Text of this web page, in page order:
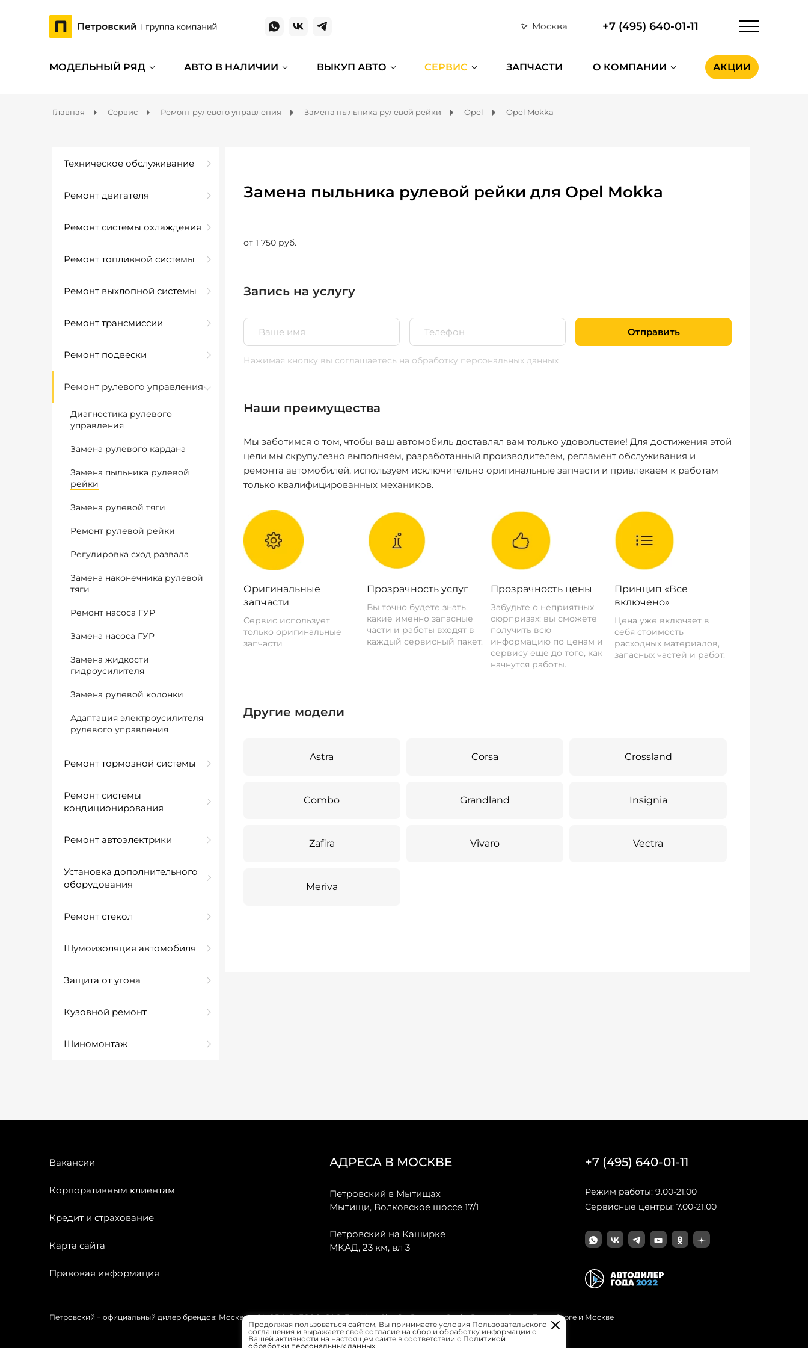
Москва +7 (495) 640-01-11
МОДЕЛЬНЫЙ РЯД АВТО В НАЛИЧИИ ВЫКУП АВТО СЕРВИС ЗАПЧАСТИ О КОМПАНИИ АКЦИИ
Главная Сервис Ремонт рулевого управления Замена пыльника рулевой рейки Opel Opel Mokka
Техническое обслуживание
Ремонт двигателя
Ремонт системы охлаждения
Ремонт топливной системы
Ремонт выхлопной системы
Ремонт трансмиссии
Ремонт подвески
Ремонт рулевого управления
Диагностика рулевого
управления
Замена рулевого кардана
Замена пыльника рулевой
рейки
Замена рулевой тяги
Ремонт рулевой рейки
Регулировка сход развала
Замена наконечника рулевой
тяги
Ремонт насоса ГУР
Замена насоса ГУР
Замена жидкости
гидроусилителя
Замена рулевой колонки
Адаптация электроусилителя
рулевого управления
Ремонт тормозной системы
Ремонт системы
кондиционирования
Ремонт автоэлектрики
Установка дополнительного
оборудования
Ремонт стекол
Шумоизоляция автомобиля
Защита от угона
Кузовной ремонт
Шиномонтаж
Замена пыльника рулевой рейки для Opel Mokka
от 1 750 руб.
Запись на услугу
Отправить
Нажимая кнопку вы соглашаетесь на обработку персональных данных
Наши преимущества
Мы заботимся о том, чтобы ваш автомобиль доставлял вам только удовольствие! Для достижения этой
цели мы скрупулезно выполняем, разработанный производителем, регламент обслуживания и
ремонта автомобилей, используем исключительно оригинальные запчасти и привлекаем к работам
только квалифицированных механиков.
Оригинальные
запчасти
Сервис использует
только оригинальные
запчасти
Прозрачность услуг
Вы точно будете знать,
какие именно запасные
части и работы входят в
каждый сервисный пакет.
Прозрачность цены
Забудьте о неприятных
сюрпризах: вы сможете
получить всю
информацию по ценам и
сервису еще до того, как
начнутся работы.
Принцип «Все
включено»
Цена уже включает в
себя стоимость
расходных материалов,
запасных частей и работ.
Другие модели
Astra Corsa Crossland
Combo Grandland Insignia
Zafira Vivaro Vectra
Meriva
Вакансии
Корпоративным клиентам
Кредит и страхование
Карта сайта
Правовая информация
АДРЕСА В МОСКВЕ
Петровский в Мытищах
Мытищи, Волковское шоссе 17/1
Петровский на Каширке
МКАД, 23 км, вл 3
+7 (495) 640-01-11
Режим работы: 9.00-21.00
Сервисные центры: 7.00-21.00
Петровский − официальный дилер брендов: Москвич, OMODA, JAECOO, GAC, Forthing, Citroёn, Peugeot, Opel и Renault в Санкт-Петербурге и Москве
Продолжая пользоваться сайтом, Вы принимаете условия Пользовательского
соглашения и выражаете своё согласие на сбор и обработку информации о
Вашей активности на настоящем сайте в соответствии с Политикой
обработки персональных данных